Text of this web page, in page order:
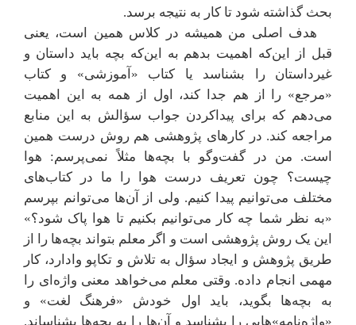
بحث گذاشته شود تا کار به نتیجه برسد.
هدف اصلی من همیشه در کلاس همین است، یعنی
قبل از این‌که اهمیت بدهم به این‌که بچه باید داستان و
غیرداستان را بشناسد یا کتاب «آموزشی» و کتاب
«مرجع» را از هم جدا کند، اول از همه به این اهمیت
می‌دهم که برای پیداکردن جواب سؤالش به این منابع
مراجعه کند. در کارهای پژوهشی هم روش درست همین
است. من در گفت‌وگو با بچه‌ها مثلاً نمی‌پرسم: هوا
چیست؟ چون تعریف درست هوا را ما در کتاب‌های
مختلف می‌توانیم پیدا کنیم. ولی از آن‌ها می‌توانم بپرسم
«به نظر شما چه کار می‌توانیم بکنیم تا هوا پاک شود؟»
این یک روش پژوهشی است و اگر معلم بتواند بچه‌ها را از
طریق پژوهش و ایجاد سؤال به تلاش و تکاپو وادارد، کار
مهمی انجام داده. وقتی معلم می‌خواهد معنی واژه‌ای را
به بچه‌ها بگوید، باید اول خودش «فرهنگ لغت» و
«واژه‌نامه»هایی را بشناسد و آن‌ها را به بچه‌ها بشناساند.